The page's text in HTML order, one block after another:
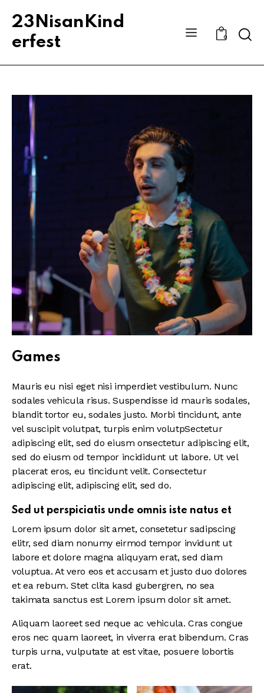
23NisanKind
erfest
0
Games
Mauris eu nisi eget nisi imperdiet vestibulum. Nunc
sodales vehicula risus. Suspendisse id mauris sodales,
blandit tortor eu, sodales justo. Morbi tincidunt, ante
vel suscipit volutpat, turpis enim volutpSectetur
adipiscing elit, sed do eiusm onsectetur adipiscing elit,
sed do eiusm od tempor incididunt ut labore. Ut vel
placerat eros, eu tincidunt velit. Consectetur
adipiscing elit, adipiscing elit, sed do.
Sed ut perspiciatis unde omnis iste natus et
Lorem ipsum dolor sit amet, consetetur sadipscing
elitr, sed diam nonumy eirmod tempor invidunt ut
labore et dolore magna aliquyam erat, sed diam
voluptua. At vero eos et accusam et justo duo dolores
et ea rebum. Stet clita kasd gubergren, no sea
takimata sanctus est Lorem ipsum dolor sit amet.
Aliquam laoreet sed neque ac vehicula. Cras congue
eros nec quam laoreet, in viverra erat bibendum. Cras
turpis urna, vulputate at est vitae, posuere lobortis
erat.